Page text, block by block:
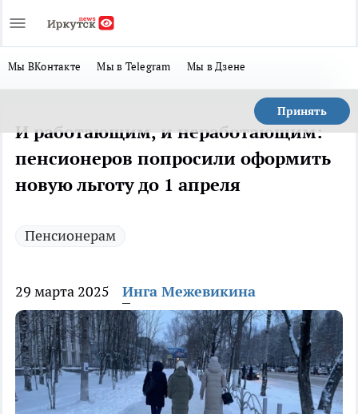
Мы ВКонтакте Мы в Telegram Мы в Дзене
Принять
И работающим, и неработающим:
пенсионеров попросили оформить
новую льготу до 1 апреля
Пенсионерам
29 марта 2025 Инга Межевикина